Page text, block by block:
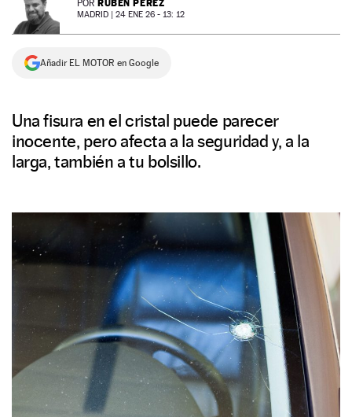
NEWSLETTER
SÍGUENOS
POR RUBÉN PÉREZ
MADRID | 24 ENE 26 - 13: 12
Añadir EL MOTOR en Google
Una fisura en el cristal puede parecer
inocente, pero afecta a la seguridad y, a la
larga, también a tu bolsillo.